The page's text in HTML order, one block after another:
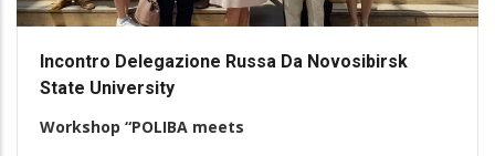
Incontro Delegazione Russa Da Novosibirsk
State University
Workshop “POLIBA meets